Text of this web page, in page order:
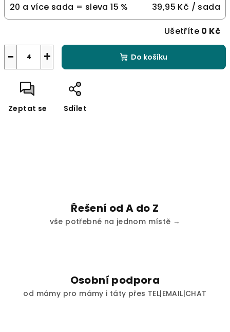
20 a více sada = sleva 15 % 39,95 Kč / sada
Ušetříte 0 Kč
+
− Do košíku
Zeptat se Sdílet
Řešení od A do Z
vše potřebné na jednom místě →
Osobní podpora
od mámy pro mámy i táty přes TEL|EMAIL|CHAT